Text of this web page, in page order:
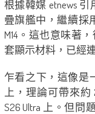
根據韓媒 etnews
疊旗艦中，繼續採
M14。這也意味著，
套顯示材料，已經
乍看之下，這像是
上，理論可帶來約
S26 Ultra 上。但